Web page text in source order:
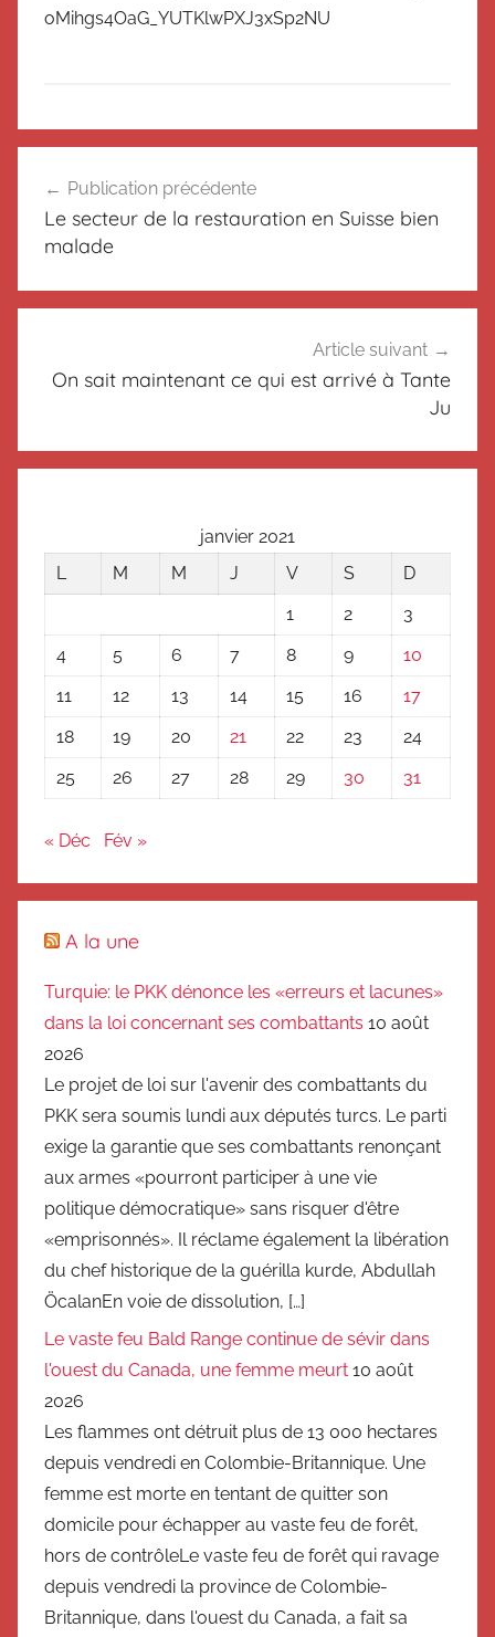
oMihgs4OaG_YUTKlwPXJ3xSp2NU
N
c
a
é
de
l’article
Publication précédente
Le secteur de la restauration en Suisse bien
malade
Article suivant
On sait maintenant ce qui est arrivé à Tante
Ju
janvier 2021
L
M M J V S
D
1
2
3
4
5 6 7 8 9
10
11
12 13 14 15 16
17
18
19 20 21 22 23
24
25
26 27 28 29 30 31
« Déc Fév »
A la une
Turquie: le PKK dénonce les «erreurs et lacunes»
dans la loi concernant ses combattants 10 août
2026
Le projet de loi sur l'avenir des combattants du
PKK sera soumis lundi aux députés turcs. Le parti
exige la garantie que ses combattants renonçant
aux armes «pourront participer à une vie
politique démocratique» sans risquer d'être
«emprisonnés». Il réclame également la libération
du chef historique de la guérilla kurde, Abdullah
ÖcalanEn voie de dissolution, […]
Le vaste feu Bald Range continue de sévir dans
l'ouest du Canada, une femme meurt 10 août
2026
Les flammes ont détruit plus de 13 000 hectares
depuis vendredi en Colombie-Britannique. Une
femme est morte en tentant de quitter son
domicile pour échapper au vaste feu de forêt,
hors de contrôleLe vaste feu de forêt qui ravage
depuis vendredi la province de Colombie-
Britannique, dans l'ouest du Canada, a fait sa